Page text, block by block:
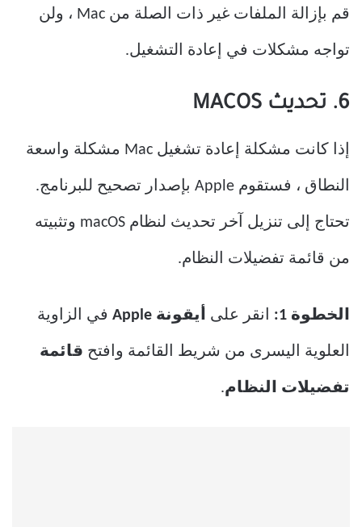
قم بإزالة الملفات غير ذات الصلة من Mac ، ولن
تواجه مشكلات في إعادة التشغيل.
6. تحديث MACOS
إذا كانت مشكلة إعادة تشغيل Mac مشكلة واسعة
النطاق ، فستقوم Apple بإصدار تصحيح للبرنامج.
تحتاج إلى تنزيل آخر تحديث لنظام macOS وتثبيته
من قائمة تفضيلات النظام.
الخطوة 1: انقر على أيقونة Apple في الزاوية
العلوية اليسرى من شريط القائمة وافتح قائمة
تفضيلات النظام.